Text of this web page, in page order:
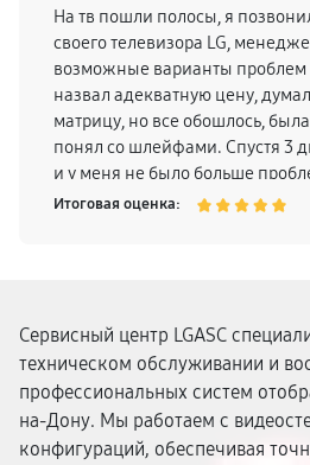
На тв пошли полосы, я
своего телевизора LG,
возможные варианты проблем
назвал адекватную цену,
матрицу, но все обошлось,
понял со шлейфами. Спустя 3
и у меня не было больше
телевизора, поэтому смело
Итоговая оценка:
Сервисный центр LGASC
техническом обслуживании и
профессиональных систем
на-Дону. Мы работаем с
конфигураций, обеспечивая